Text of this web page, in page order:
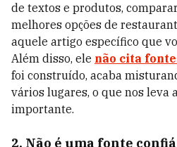
de textos e produtos,
melhores opções de
aquele artigo específico que
Além disso, ele não cita
foi construído, acaba
vários lugares, o que nos leva
importante.
2. Não é uma fonte